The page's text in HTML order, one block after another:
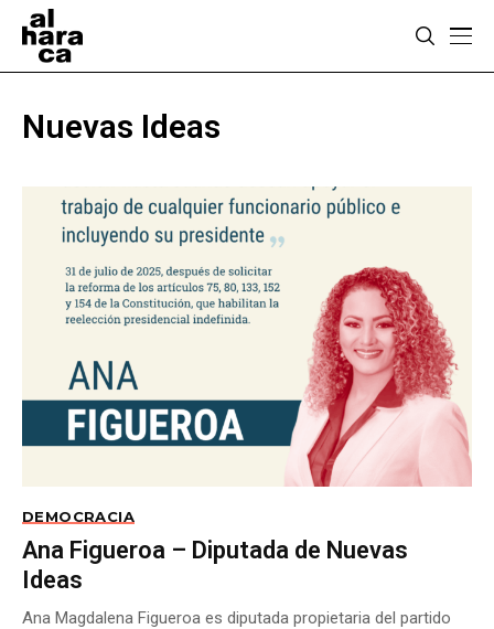
Nuevas Ideas
DEMOCRACIA
Ana Figueroa – Diputada de Nuevas
Ideas
Ana Magdalena Figueroa es diputada propietaria del partido